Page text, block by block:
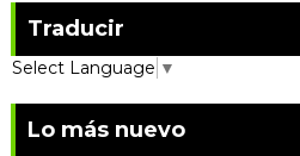
Traducir
Select Language ▼
Lo más nuevo